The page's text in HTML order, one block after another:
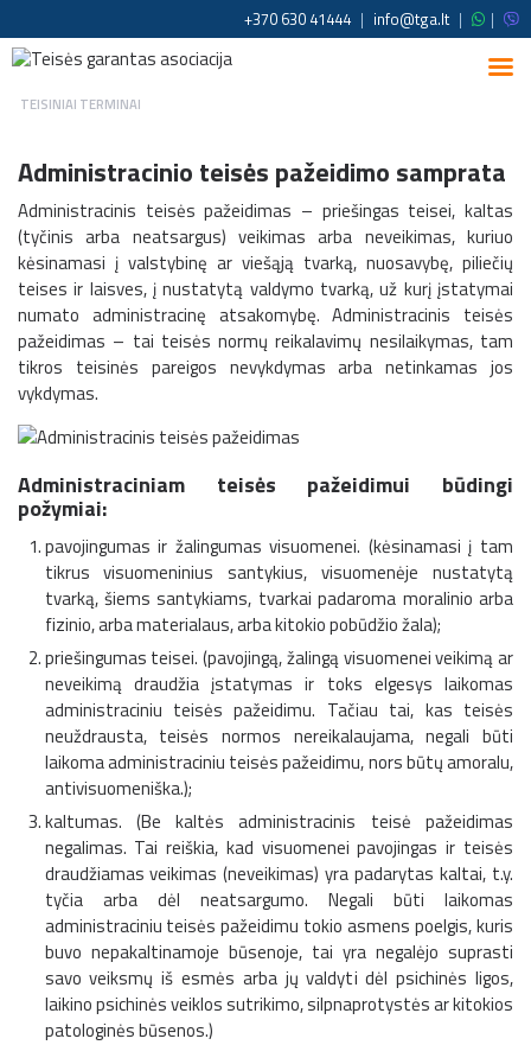
+370 630 41444 | info@tga.lt | |
TEISINIAI TERMINAI
Administracinio teisės pažeidimo samprata
Administracinis teisės pažeidimas – priešingas teisei, kaltas
(tyčinis arba neatsargus) veikimas arba neveikimas, kuriuo
kėsinamasi į valstybinę ar viešąją tvarką, nuosavybę, piliečių
teises ir laisves, į nustatytą valdymo tvarką, už kurį įstatymai
numato administracinę atsakomybę. Administracinis teisės
pažeidimas – tai teisės normų reikalavimų nesilaikymas, tam
tikros teisinės pareigos nevykdymas arba netinkamas jos
vykdymas.
Administraciniam teisės pažeidimui būdingi
požymiai:
pavojingumas ir žalingumas visuomenei. (kėsinamasi į tam
tikrus visuomeninius santykius, visuomenėje nustatytą
tvarką, šiems santykiams, tvarkai padaroma moralinio arba
fizinio, arba materialaus, arba kitokio pobūdžio žala);
priešingumas teisei. (pavojingą, žalingą visuomenei veikimą ar
neveikimą draudžia įstatymas ir toks elgesys laikomas
administraciniu teisės pažeidimu. Tačiau tai, kas teisės
neuždrausta, teisės normos nereikalaujama, negali būti
laikoma administraciniu teisės pažeidimu, nors būtų amoralu,
antivisuomeniška.);
kaltumas. (Be kaltės administracinis teisė pažeidimas
negalimas. Tai reiškia, kad visuomenei pavojingas ir teisės
draudžiamas veikimas (neveikimas) yra padarytas kaltai, t.y.
tyčia arba dėl neatsargumo. Negali būti laikomas
administraciniu teisės pažeidimu tokio asmens poelgis, kuris
buvo nepakaltinamoje būsenoje, tai yra negalėjo suprasti
savo veiksmų iš esmės arba jų valdyti dėl psichinės ligos,
laikino psichinės veiklos sutrikimo, silpnaprotystės ar kitokios
patologinės būsenos.)